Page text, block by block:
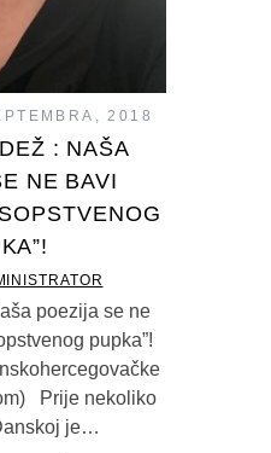
2018
: NAŠA
NE BAVI
poezija se ne
pupka”!
Prije nekoliko
je…